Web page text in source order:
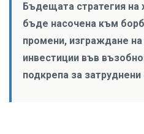
Бъдещата стратегия на
бъде насочена към
промени, изграждане
инвестиции във
подкрепа за